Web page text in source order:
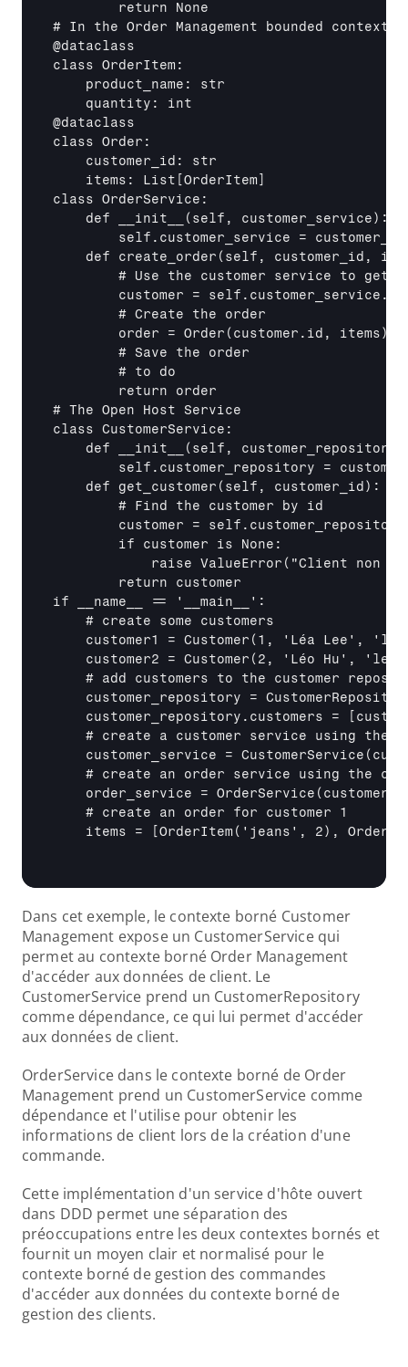
        return None
# In the Order Management bounded context
@dataclass
class OrderItem:
    product_name: str
    quantity: int
@dataclass
class Order:
    customer_id: str
    items: List
[OrderItem]
class OrderService:
    def
__init__
(self, customer_service):
self.customer_service =
def create_order(self, customer_id,
# Use the customer service to get
customer =
        # Create the order
        order = Order(customer.id, items)
        # Save the order
        # to do
        return order
# The Open Host Service
class CustomerService:
    def
__init__
(self,
self.customer_repository =
    def get_customer(self, customer_id):
        # Find the customer by id
customer =
        if customer is None:
raise ValueError("Client non
        return customer
if
__name__ == ' __main__
':
    # create some customers
customer1 = Customer(1, 'Léa Lee',
customer2 = Customer(2, 'Léo Hu',
# add customers to the customer
customer_repository =
    customer_repository.customers =
# create a customer service using the
customer_service =
# create an order service using the
order_service =
    # create an order for customer 1
    items =
[OrderItem('jeans', 2),
Dans cet exemple, le contexte borné Customer
Management expose un CustomerService qui
permet au contexte borné Order Management
d'accéder aux données de client. Le
CustomerService prend un CustomerRepository
comme dépendance, ce qui lui permet d'accéder
aux données de client.
OrderService dans le contexte borné de Order
Management prend un CustomerService comme
dépendance et l'utilise pour obtenir les
informations de client lors de la création d'une
commande.
Cette implémentation d'un service d'hôte ouvert
dans DDD permet une séparation des
préoccupations entre les deux contextes bornés et
fournit un moyen clair et normalisé pour le
contexte borné de gestion des commandes
d'accéder aux données du contexte borné de
gestion des clients.